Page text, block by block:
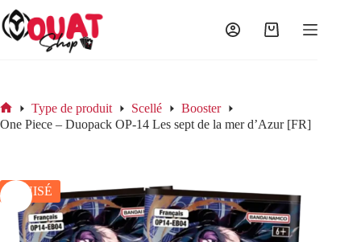
Passer
au
contenu
Panier
Accueil
Type de produit Scellé
Booster
One Piece – Duopack OP-14 Les sept de la mer d’Azur [FR]
ÉPUISÉ